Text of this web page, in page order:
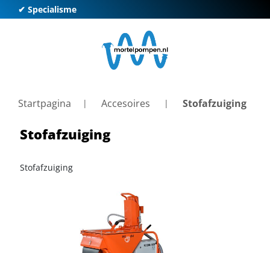
✔ Specialisme
Startpagina Accesoires Stofafzuiging
Stofafzuiging
Stofafzuiging